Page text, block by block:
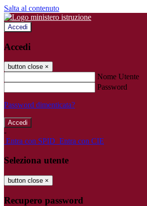
Salta al contenuto
Accedi
Accedi
button close ×
Nome Utente
Password
Password dimenticata?
-
Entra con SPID Entra con CIE
Seleziona utente
button close ×
Recupero password